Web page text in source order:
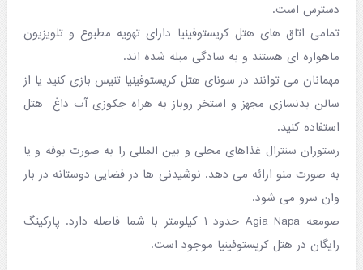
جاذبه‌های
گردشگری
دسترس است.
تمامی اتاق های هتل کریستوفینیا دارای تهویه مطبوع و تلویزیون
ماهواره ای هستند و به سادگی مبله شده اند.
مهمانان می توانند در سونای هتل کریستوفینیا تنیس بازی کنید یا از
سالن بدنسازی مجهز و استخر روباز به هراه جکوزی آب داغ هتل
استفاده کنید.
رستوران سنترال غذاهای محلی و بین المللی را به صورت بوفه و یا
به صورت منو ارائه می دهد. نوشیدنی ها در فضایی دوستانه در بار
وان سرو می شود.
صومعه Agia Napa حدود ۱ کیلومتر با شما فاصله دارد. پارکینگ
رایگان در هتل کریستوفینیا موجود است.